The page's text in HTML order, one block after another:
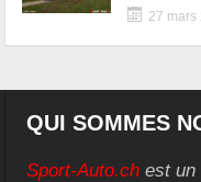
27 mars
QUI SOMMES
Sport-Auto.ch est un